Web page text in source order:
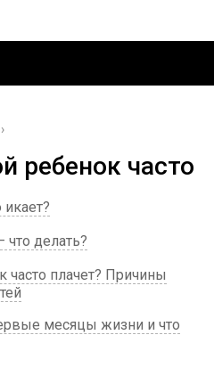
›
ребенок часто
что делать?
часто плачет? Причины
месяцы жизни и что